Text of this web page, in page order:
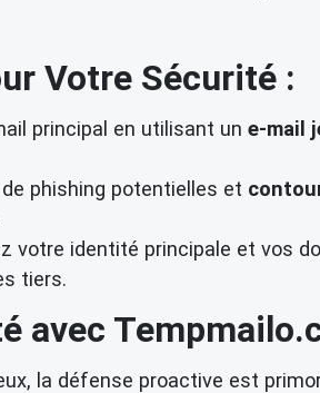
Votre Sécurité :
principal en utilisant un e-mail
phishing potentielles et
votre identité principale et vos
tiers.
avec
la défense proactive est